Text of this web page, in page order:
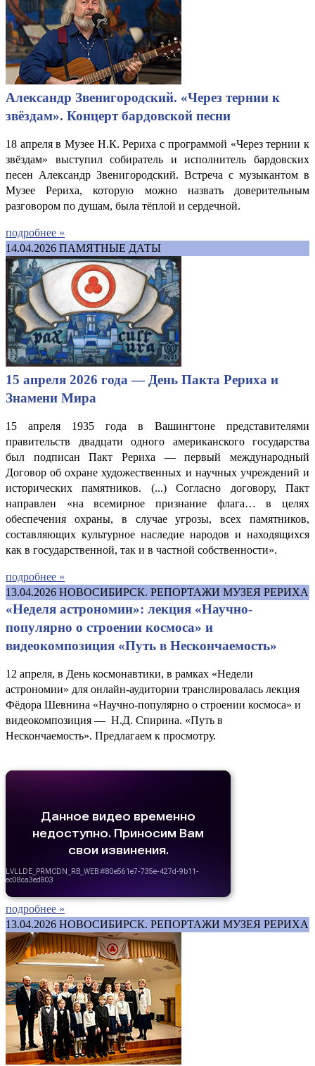
Александр Звенигородский. «Через тернии к
звёздам». Концерт бардовской песни
18 апреля в Музее Н.К. Рериха с программой «Через тернии к
звёздам» выступил собиратель и исполнитель бардовских
песен Александр Звенигородский. Встреча с музыкантом в
Музее Рериха, которую можно назвать доверительным
разговором по душам, была тёплой и сердечной.
подробнее »
14.04.2026 ПАМЯТНЫЕ ДАТЫ
15 апреля 2026 года — День Пакта Рериха и
Знамени Мира
15 апреля 1935 года в Вашингтоне представителями
правительств двадцати одного американского государства
был подписан Пакт Рериха — первый международный
Договор об охране художественных и научных учреждений и
исторических памятников. (...) Согласно договору, Пакт
направлен «на всемирное признание флага… в целях
обеспечения охраны, в случае угрозы, всех памятников,
составляющих культурное наследие народов и находящихся
как в государственной, так и в частной собственности».
подробнее »
13.04.2026 НОВОСИБИРСК. РЕПОРТАЖИ МУЗЕЯ РЕРИХА
«Неделя астрономии»: лекция «Научно-
популярно о строении космоса» и
видеокомпозиция «Путь в Нескончаемость»
12 апреля, в День космонавтики, в рамках «Недели
астрономии» для онлайн-аудитории транслировалась лекция
Фёдора Шевнина «Научно-популярно о строении космоса» и
видеокомпозиция — Н.Д. Спирина. «Путь в
Нескончаемость». Предлагаем к просмотру.
подробнее »
13.04.2026 НОВОСИБИРСК. РЕПОРТАЖИ МУЗЕЯ РЕРИХА